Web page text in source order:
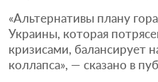
«Альтернативы плану
Украины, которая
кризисами, балансирует
коллапса», — сказано в